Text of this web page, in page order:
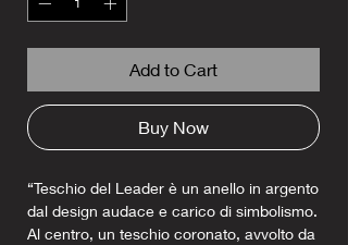
Add to Cart
Buy Now
“Teschio del Leader è un anello in argento
dal design audace e carico di simbolismo.
Al centro, un teschio coronato, avvolto da